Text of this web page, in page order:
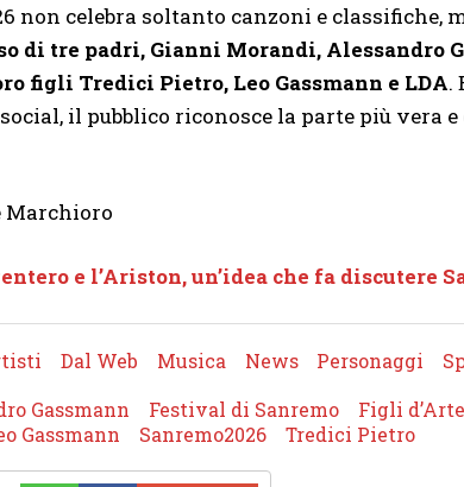
non celebra soltanto canzoni e classifiche,
di tre padri, Gianni Morandi, Alessandro
figli Tredici Pietro, Leo Gassmann e LDA.
il pubblico riconosce la parte più vera
Marchioro
e l’Ariston, un’idea che fa discutere
Dal Web Musica News Personaggi
Gassmann Festival di Sanremo Figli d’Arte
Gassmann Sanremo2026 Tredici Pietro